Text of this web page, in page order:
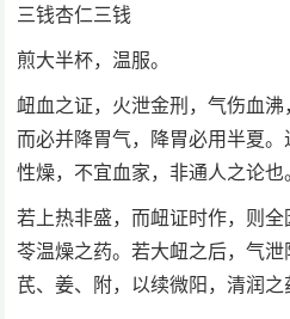
三钱杏仁三钱
煎大半杯，温服。
衄血之证，火泄金刑，气伤血沸
而必并降胃气，降胃必用半夏
性燥，不宜血家，非通人之论也。
若上热非盛，而衄证时作，则
苓温燥之药。若大衄之后，气泄
芪、姜、附，以续微阳，清润之